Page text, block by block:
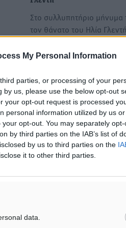
My Personal Information
parties, or processing of your
us, please use the below opt-out
your opt-out request is processed
personal information utilized by us
opt-out. You may separately
by third parties on the IAB’s list of
by us to third parties on the
it to other third parties.
data.
Στο συλλυπητήριο μήνυμα
τον θάνατο του Ηλία
Κόνσολα για τον θάνατο
Γιάννη Χαλίκου
Στο συλλυπητήριο μήνυμα
τον θάνατο του Γιάννη
βουλευτής…
«Γιατί οι Τούρκοι